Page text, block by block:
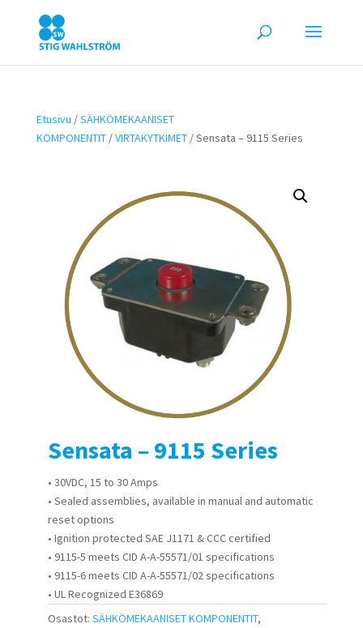
Etusivu /SÄHKÖMEKAANISET
KOMPONENTIT/VIRTAKYTKIMET/ Sensata – 9115 Series
Sensata – 9115 Series
• 30VDC, 15 to 30 Amps
• Sealed assemblies, available in manual and automatic
reset options
• Ignition protected SAE J1171 & CCC certified
• 9115-5 meets CID A-A-55571/01 specifications
• 9115-6 meets CID A-A-55571/02 specifications
• UL Recognized E36869
Osastot: SÄHKÖMEKAANISET KOMPONENTIT,